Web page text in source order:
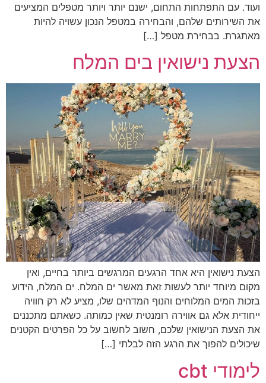
ועוד. עם התפתחות התחום, ישנם יותר ויותר מטפלים המציעים
את השירותים שלהם, והבחירה במטפל הנכון עשויה להיות
מאתגרת. בבחירת מטפל […]
הצעת נישואין בים המלח
הצעת נישואין היא אחד הרגעים המרגשים ביותר בחיים, ואין
מקום מיוחד יותר לעשות זאת מאשר ים המלח. ים המלח, הידוע
בזכות המים המלוחים והנוף המדהים שלו, מציע לא רק חוויה
ייחודית אלא גם אווירה רומנטית שאין כמותה. כשאתם מתכננים
את הצעת הנישואין שלכם, חשוב לחשוב על כל הפרטים הקטנים
שיכולים להפוך את הרגע הזה לבלתי […]
לימודי cbt